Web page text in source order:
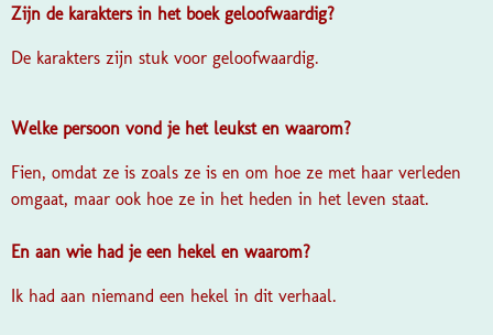
Zijn de karakters in het boek geloofwaardig?
De karakters zijn stuk voor geloofwaardig.
Welke persoon vond je het leukst en waarom?
Fien, omdat ze is zoals ze is en om hoe ze met haar verleden
omgaat, maar ook hoe ze in het heden in het leven staat.
En aan wie had je een hekel en waarom?
Ik had aan niemand een hekel in dit verhaal.